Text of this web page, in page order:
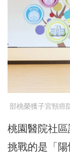
部桃榮獲子宮頸癌
桃園醫院社
挑戰的是「